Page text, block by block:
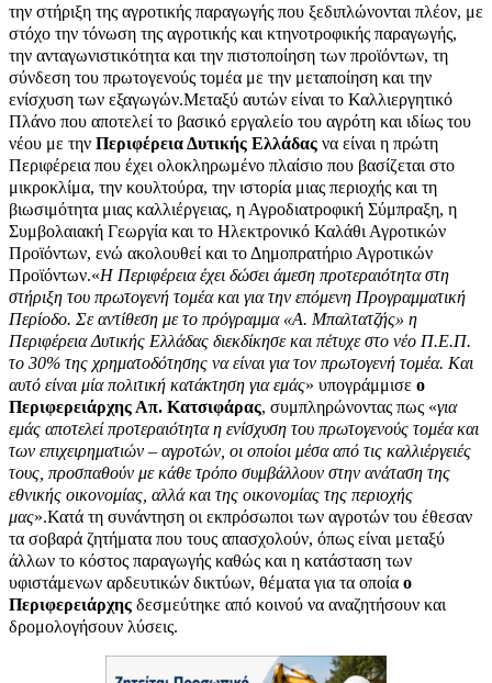
την στήριξη της αγροτικής παραγωγής που ξεδιπλώνονται πλέον, με
στόχο την τόνωση της αγροτικής και κτηνοτροφικής παραγωγής,
την ανταγωνιστικότητα και την πιστοποίηση των προϊόντων, τη
σύνδεση του πρωτογενούς τομέα με την μεταποίηση και την
ενίσχυση των εξαγωγών.Μεταξύ αυτών είναι το Καλλιεργητικό
Πλάνο που αποτελεί το βασικό εργαλείο του αγρότη και ιδίως του
νέου με την Περιφέρεια Δυτικής Ελλάδας να είναι η πρώτη
Περιφέρεια που έχει ολοκληρωμένο πλαίσιο που βασίζεται στο
μικροκλίμα, την κουλτούρα, την ιστορία μιας περιοχής και τη
βιωσιμότητα μιας καλλιέργειας, η Αγροδιατροφική Σύμπραξη, η
Συμβολαιακή Γεωργία και το Ηλεκτρονικό Καλάθι Αγροτικών
Προϊόντων, ενώ ακολουθεί και το Δημοπρατήριο Αγροτικών
Προϊόντων.«Η Περιφέρεια έχει δώσει άμεση προτεραιότητα στη
στήριξη του πρωτογενή τομέα και για την επόμενη Προγραμματική
Περίοδο. Σε αντίθεση με το πρόγραμμα «Α. Μπαλτατζής» η
Περιφέρεια Δυτικής Ελλάδας διεκδίκησε και πέτυχε στο νέο Π.Ε.Π.
το 30% της χρηματοδότησης να είναι για τον πρωτογενή τομέα. Και
αυτό είναι μία πολιτική κατάκτηση για εμάς» υπογράμμισε ο
Περιφερειάρχης Απ. Κατσιφάρας, συμπληρώνοντας πως «για
εμάς αποτελεί προτεραιότητα η ενίσχυση του πρωτογενούς τομέα και
των επιχειρηματιών – αγροτών, οι οποίοι μέσα από τις καλλιέργειές
τους, προσπαθούν με κάθε τρόπο συμβάλλουν στην ανάταση της
εθνικής οικονομίας, αλλά και της οικονομίας της περιοχής
μας».Κατά τη συνάντηση οι εκπρόσωποι των αγροτών του έθεσαν
τα σοβαρά ζητήματα που τους απασχολούν, όπως είναι μεταξύ
άλλων το κόστος παραγωγής καθώς και η κατάσταση των
υφιστάμενων αρδευτικών δικτύων, θέματα για τα οποία ο
Περιφερειάρχης δεσμεύτηκε από κοινού να αναζητήσουν και
δρομολογήσουν λύσεις.